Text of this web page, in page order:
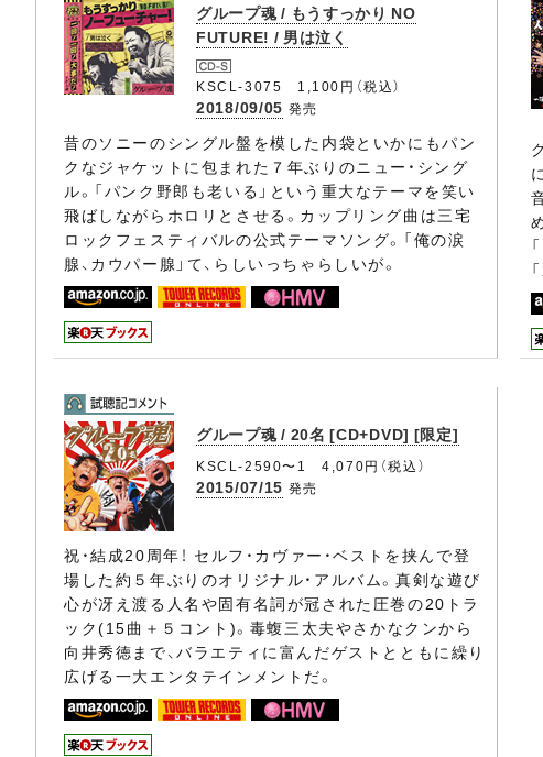
グループ魂 / もうすっかり NO
FUTURE! / 男は泣く
KSCL-3075 1,100円（税込）
2018/09/05 発売
昔のソニーのシングル盤を模した内袋といかにもパン
クなジャケットに包まれた７年ぶりのニュー・シング
ル。「パンク野郎も老いる」という重大なテーマを笑い
飛ばしながらホロリとさせる。カップリング曲は三宅
ロックフェスティバルの公式テーマソング。「俺の涙
腺、カウパー腺」て、らしいっちゃらしいが。
グループ魂 / 20名 [CD+DVD] [限定]
KSCL-2590〜1 4,070円（税込）
2015/07/15 発売
祝・結成20周年！ セルフ・カヴァー・ベストを挟んで登
場した約５年ぶりのオリジナル・アルバム。真剣な遊び
心が冴え渡る人名や固有名詞が冠された圧巻の20トラ
ック(15曲＋５コント)。毒蝮三太夫やさかなクンから
向井秀徳まで、バラエティに富んだゲストとともに繰り
広げる一大エンタテインメントだ。